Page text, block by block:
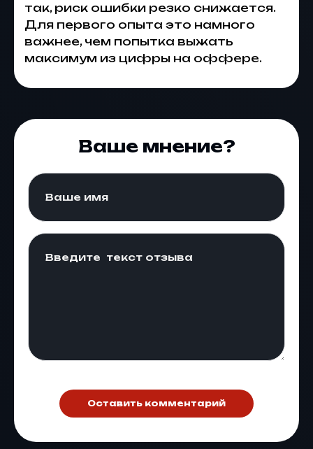
так, риск ошибки резко снижается.
Для первого опыта это намного
важнее, чем попытка выжать
максимум из цифры на оффере.
Ваше мнение?
Оставить комментарий